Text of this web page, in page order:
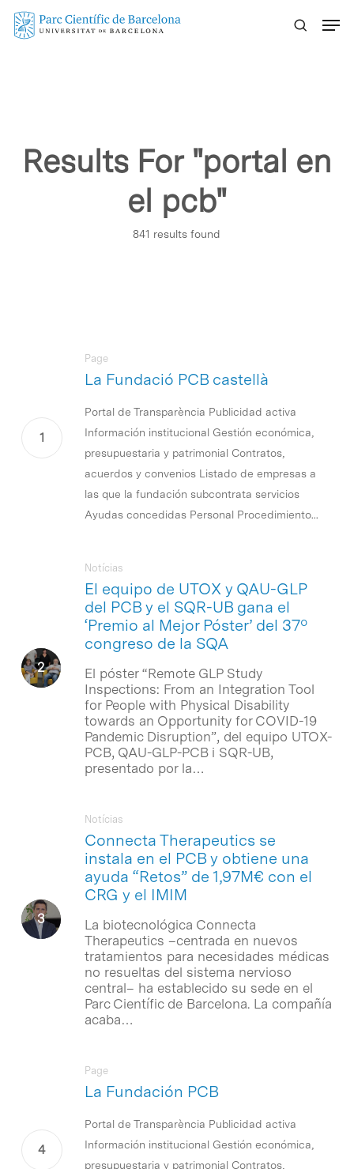
Skip
Results For "portal en
el pcb"
841 results found
La Fundació PCB castellà
Page
Portal de Transparència Publicidad activa
Información institucional Gestión económica,
presupuestaria y patrimonial Contratos,
acuerdos y convenios Listado de empresas a
las que la fundación subcontrata servicios
Ayudas concedidas Personal Procedimiento...
El equipo de UTOX y QAU-GLP
del PCB y el SQR-UB gana el
‘Premio al Mejor Póster’ del 37º
congreso de la SQA
Notícias
El póster “Remote GLP Study
Inspections: From an Integration Tool
for People with Physical Disability
towards an Opportunity for COVID-19
Pandemic Disruption”, del equipo UTOX-
PCB, QAU-GLP-PCB i SQR-UB,
presentado por la…
Connecta Therapeutics se
instala en el PCB y obtiene una
ayuda “Retos” de 1,97M€ con el
CRG y el IMIM
Notícias
La biotecnológica Connecta
Therapeutics –centrada en nuevos
tratamientos para necesidades médicas
no resueltas del sistema nervioso
central– ha establecido su sede en el
Parc Científic de Barcelona. La compañía
acaba…
La Fundación PCB
Page
Portal de Transparència Publicidad activa
Información institucional Gestión económica,
presupuestaria y patrimonial Contratos,